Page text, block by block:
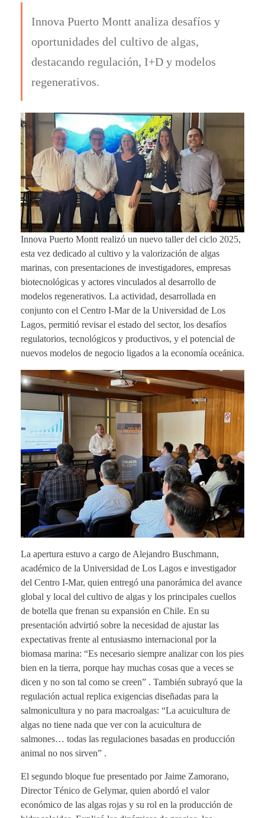
Innova Puerto Montt analiza desafíos y
oportunidades del cultivo de algas,
destacando regulación, I+D y modelos
regenerativos.
Innova Puerto Montt realizó un nuevo taller del ciclo 2025,
esta vez dedicado al cultivo y la valorización de algas
marinas, con presentaciones de investigadores, empresas
biotecnológicas y actores vinculados al desarrollo de
modelos regenerativos. La actividad, desarrollada en
conjunto con el Centro I-Mar de la Universidad de Los
Lagos, permitió revisar el estado del sector, los desafíos
regulatorios, tecnológicos y productivos, y el potencial de
nuevos modelos de negocio ligados a la economía oceánica.
La apertura estuvo a cargo de Alejandro Buschmann,
académico de la Universidad de Los Lagos e investigador
del Centro I-Mar, quien entregó una panorámica del avance
global y local del cultivo de algas y los principales cuellos
de botella que frenan su expansión en Chile. En su
presentación advirtió sobre la necesidad de ajustar las
expectativas frente al entusiasmo internacional por la
biomasa marina: “Es necesario siempre analizar con los pies
bien en la tierra, porque hay muchas cosas que a veces se
dicen y no son tal como se creen” . También subrayó que la
regulación actual replica exigencias diseñadas para la
salmonicultura y no para macroalgas: “La acuicultura de
algas no tiene nada que ver con la acuicultura de
salmones… todas las regulaciones basadas en producción
animal no nos sirven” .
El segundo bloque fue presentado por Jaime Zamorano,
Director Ténico de Gelymar, quien abordó el valor
económico de las algas rojas y su rol en la producción de